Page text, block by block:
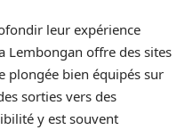
leur expérience
Lembongan offre des sites
plongée bien équipés sur
sorties vers des
y est souvent